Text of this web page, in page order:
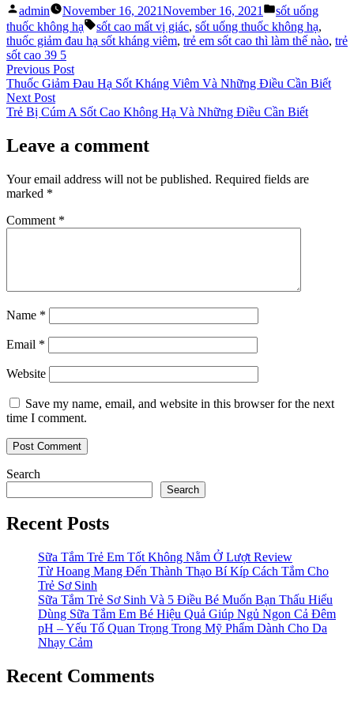
Posted
by
admin November 16, 2021November 16, 2021
Posted
in
sốt uống
thuốc không hạ
Tags:
sốt cao mất vị giác, sốt uống thuốc không hạ,
thuốc giảm đau hạ sốt kháng viêm, trẻ em sốt cao thì làm thế nào, trẻ
sốt cao 39 5
Post
navigation
Previous PostPrevious
post:
Thuốc Giảm Đau Hạ Sốt Kháng Viêm Và Những Điều Cần Biết
Next PostNext
post:
Trẻ Bị Cúm A Sốt Cao Không Hạ Và Những Điều Cần Biết
Leave a comment
Your email address will not be published. Required fields are
marked *
Comment *
Name *
Email *
Website
Save my name, email, and website in this browser for the next
time I comment.
Search
Search
Recent Posts
Sữa Tắm Trẻ Em Tốt Không Nằm Ở Lượt Review
Từ Hoang Mang Đến Thành Thạo Bí Kíp Cách Tắm Cho
Trẻ Sơ Sinh
Sữa Tắm Trẻ Sơ Sinh Và 5 Điều Bé Muốn Bạn Thấu Hiểu
Dùng Sữa Tắm Em Bé Hiệu Quả Giúp Ngủ Ngon Cả Đêm
pH – Yếu Tố Quan Trọng Trong Mỹ Phẩm Dành Cho Da
Nhạy Cảm
Recent Comments